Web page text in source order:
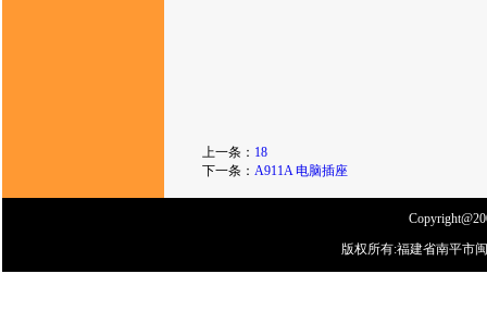
上一条： 18
下一条： A911A 电脑插座
版权所有:福建省南平